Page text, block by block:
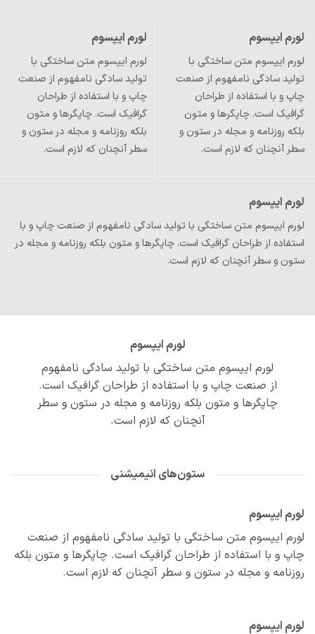
ایپسوم
ایپسوم متن ساختگی با
سادگی نامفهوم از صنعت
و با استفاده از طراحان
است. چاپگرها و متون
روزنامه و مجله در ستون و
آنچنان که لازم است.
لورم ایپسوم
لورم ایپسوم متن ساختگی با
تولید سادگی نامفهوم از صنعت
چاپ و با استفاده از طراحان
گرافیک است. چاپگرها و متون
بلکه روزنامه و مجله در ستون و
سطر آنچنان که لازم است.
ایپسوم
ایپسوم متن ساختگی با تولید سادگی نامفهوم از صنعت چاپ و با
از طراحان گرافیک است. چاپگرها و متون بلکه روزنامه و مجله در
و سطر آنچنان که لازم است.
لورم ایپسوم
لورم ایپسوم متن ساختگی با تولید سادگی نامفهوم
از صنعت چاپ و با استفاده از طراحان گرافیک است.
چاپگرها و متون بلکه روزنامه و مجله در ستون و سطر
آنچنان که لازم است.
ستون‌های انیمیشنی
ایپسوم
ایپسوم متن ساختگی با تولید سادگی نامفهوم از صنعت
و با استفاده از طراحان گرافیک است. چاپگرها و متون بلکه
و مجله در ستون و سطر آنچنان که لازم است.
ایپسوم